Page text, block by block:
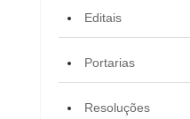
Editais
Portarias
Resoluções